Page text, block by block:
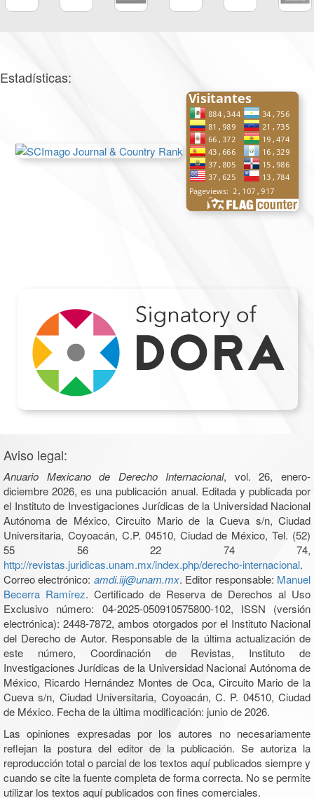
Estadísticas:
Aviso legal:
Anuario Mexicano de Derecho Internacional, vol. 26, enero-
diciembre 2026, es una publicación anual. Editada y publicada por
el Instituto de Investigaciones Jurídicas de la Universidad Nacional
Autónoma de México, Circuito Mario de la Cueva s/n, Ciudad
Universitaria, Coyoacán, C.P. 04510, Ciudad de México, Tel. (52)
55 56 22 74 74,
http://revistas.juridicas.unam.mx/index.php/derecho-internacional.
Correo electrónico: amdi.iij@unam.mx. Editor responsable: Manuel
Becerra Ramírez. Certificado de Reserva de Derechos al Uso
Exclusivo número: 04-2025-050910575800-102, ISSN (versión
electrónica): 2448-7872, ambos otorgados por el Instituto Nacional
del Derecho de Autor. Responsable de la última actualización de
este número, Coordinación de Revistas, Instituto de
Investigaciones Jurídicas de la Universidad Nacional Autónoma de
México, Ricardo Hernández Montes de Oca, Circuito Mario de la
Cueva s/n, Ciudad Universitaria, Coyoacán, C. P. 04510, Ciudad
de México. Fecha de la última modificación: junio de 2026.
Las opiniones expresadas por los autores no necesariamente
reflejan la postura del editor de la publicación. Se autoriza la
reproducción total o parcial de los textos aquí publicados siempre y
cuando se cite la fuente completa de forma correcta. No se permite
utilizar los textos aquí publicados con fines comerciales.